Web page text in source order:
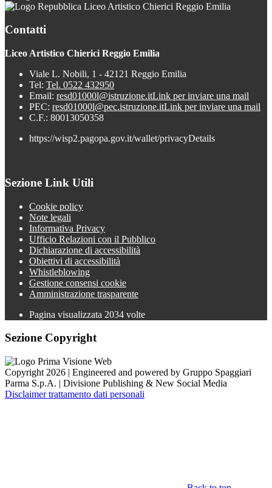
Liceo Artistico Chierici Reggio Emilia
Contatti
Liceo Artistico Chierici Reggio Emilia
Viale L. Nobili, 1 - 42121 Reggio Emilia
Tel: Tel. 0522 432950
Email: resd01000l@istruzione.itLink per inviare una mail
PEC: resd01000l@pec.istruzione.itLink per inviare una mail
C.F.: 80013050358
https://wisp2.pagopa.gov.it/wallet/privacyDetails
Sezione Link Utili
Cookie policy
Note legali
Informativa Privacy
Ufficio Relazioni con il Pubblico
Dichiarazione di accessibilità
Obiettivi di accessibilità
Whistleblowing
Gestione consensi cookie
Amministrazione trasparente
Pagina visualizzata 2034 volte
Sezione Copyright
Copyright 2026 | Engineered and powered by Gruppo Spaggiari
Parma S.p.A. | Divisione Publishing & New Social Media
Disclaimer trattamento dati personali